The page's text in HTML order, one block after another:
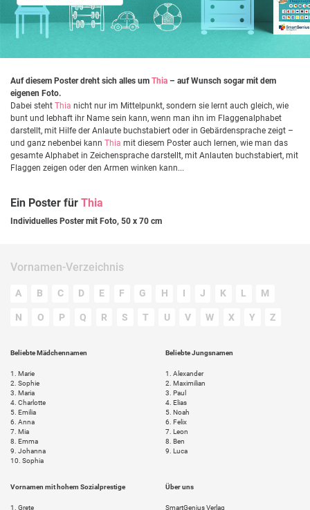
Auf diesem Poster dreht sich alles um Thia – auf Wunsch sogar mit dem
eigenen Foto.
Dabei steht Thia nicht nur im Mittelpunkt, sondern sie lernt auch gleich, wie
bunt und lebhaft ihr Name sein kann, wenn man ihn im Flaggenalphabet
darstellt, mit Hilfe der Anlaute buchstabiert oder in Gebärdensprache zeigt –
und ganz nebenbei kann Thia mit diesem Poster auch lernen, wie man das
gesamte Alphabet in Zeichensprache darstellt, mit Anlauten buchstabiert, mit
Flaggen zeigen oder den Armen winken kann...
Ein Poster für Thia
Individuelles Poster mit Foto, 50 x 70 cm
Vornamen-Verzeichnis
A B C D E F G H I J K L M
N O P Q R S T U V W X Y Z
Beliebte Mädchennamen
1.
Marie
2. Sophie
3. Maria
4. Charlotte
5. Emilia
6. Anna
7. Mia
8. Emma
9. Johanna
10. Sophia
Beliebte Jungsnamen
1.
Alexander
2. Maximilian
3. Paul
4. Elias
5. Noah
6. Felix
7. Leon
8. Ben
9. Luca
Vornamen mit hohem Sozialprestige
1. Grete
Über uns
SmartGenius Verlag